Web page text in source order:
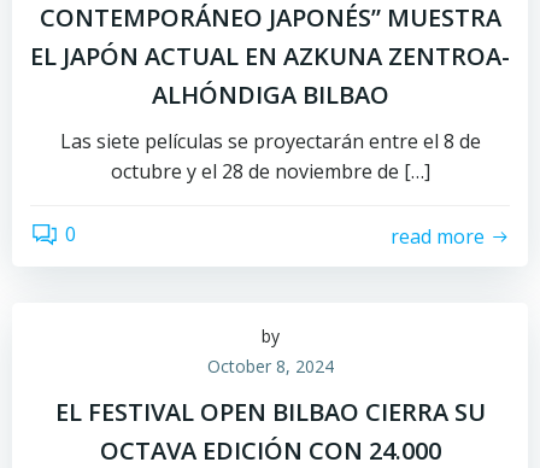
CONTEMPORÁNEO JAPONÉS” MUESTRA
EL JAPÓN ACTUAL EN AZKUNA ZENTROA-
ALHÓNDIGA BILBAO
Las siete películas se proyectarán entre el 8 de
octubre y el 28 de noviembre de […]
0 read more
by
October 8, 2024
EL FESTIVAL OPEN BILBAO CIERRA SU
OCTAVA EDICIÓN CON 24.000